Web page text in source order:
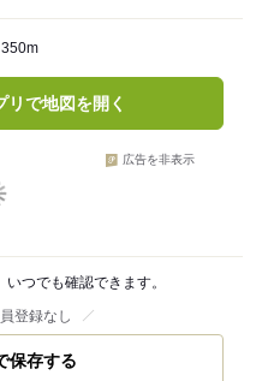
リで地図を開く
広告を非表示
つでも確認できます。
登録なし
保存する